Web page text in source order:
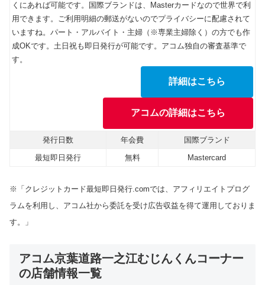
くにあれば可能です。国際ブランドは、Masterカードなので世界で利
用できます。ご利用明細の郵送がないのでプライバシーに配慮されて
いますね。パート・アルバイト・主婦（※専業主婦除く）の方でも作
成OKです。土日祝も即日発行が可能です。アコム独自の審査基準で
す。
詳細はこちら
アコムの詳細はこちら
発行日数 年会費
国際ブランド
最短即日発行
無料 Mastercard
※「クレジットカード最短即日発行.comでは、アフィリエイトプログ
ラムを利用し、アコム社から委託を受け広告収益を得て運用しておりま
す。」
アコム京葉道路一之江むじんくんコーナー
の店舗情報一覧